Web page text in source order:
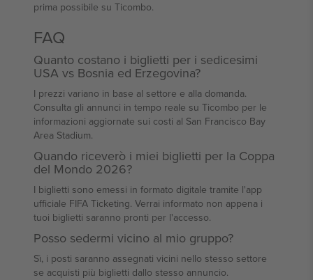
prima possibile su Ticombo.
FAQ
Quanto costano i biglietti per i sedicesimi
USA vs Bosnia ed Erzegovina?
I prezzi variano in base al settore e alla domanda.
Consulta gli annunci in tempo reale su Ticombo per le
informazioni aggiornate sui costi al San Francisco Bay
Area Stadium.
Quando riceverò i miei biglietti per la Coppa
del Mondo 2026?
I biglietti sono emessi in formato digitale tramite l'app
ufficiale FIFA Ticketing. Verrai informato non appena i
tuoi biglietti saranno pronti per l'accesso.
Posso sedermi vicino al mio gruppo?
Sì, i posti saranno assegnati vicini nello stesso settore
se acquisti più biglietti dallo stesso annuncio.